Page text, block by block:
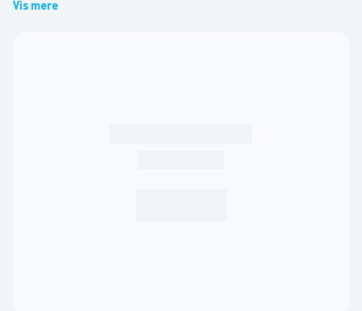
Vis mere